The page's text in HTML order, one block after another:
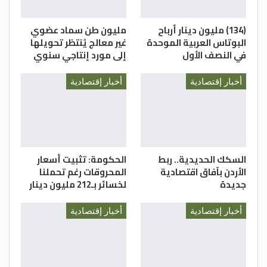
(134) مليون دينار أرباح
البوتاس العربية الموحدة
في النصف الأول
مليون طن سماد عضوي
غير معالج يُنتظر تحويلها
إلى مورد إنتاجي سنوي
أخبار إقتصادية
السكك الحديدية.. ربط
الأردن بآفاق اقتصادية
جديدة
أخبار إقتصادية
الحكومة: تثبيت أسعار
المحروقات رغم تحملنا
لخسائر بـ212 مليون دينار
أخبار إقتصادية أخبار إقتصادية